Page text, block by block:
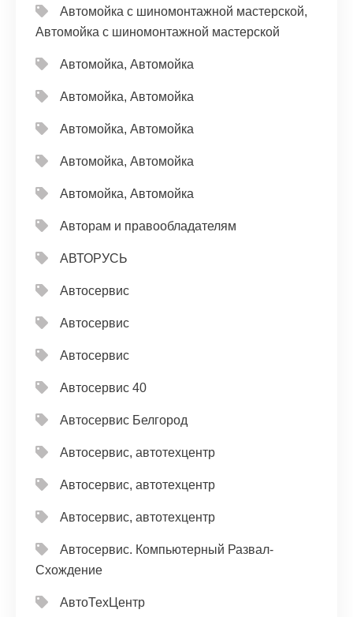
Автомойка с шиномонтажной мастерской,
Автомойка с шиномонтажной мастерской
Автомойка, Автомойка
Автомойка, Автомойка
Автомойка, Автомойка
Автомойка, Автомойка
Автомойка, Автомойка
Авторам и правообладателям
АВТОРУСЬ
Автосервис
Автосервис
Автосервис
Автосервис 40
Автосервис Белгород
Автосервис, автотехцентр
Автосервис, автотехцентр
Автосервис, автотехцентр
Автосервис. Компьютерный Развал-
Схождение
АвтоТехЦентр